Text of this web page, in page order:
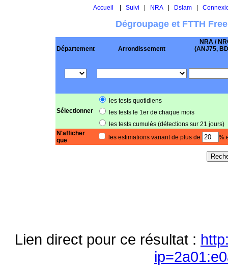
Accueil Suivi NRA| Dslam|
Dégroupage et FTTH
Département Arrondissement
NRA /
(ANJ75,
Sélectionner
les tests quotidiens
les tests le 1er de chaque mois
les tests cumulés (détections sur 21 jours)
N'afficher
que
les estimations variant de plus de %
Lien direct pour ce résultat :